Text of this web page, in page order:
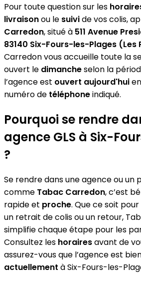
Pour toute question sur les
livraisonou le suivide vos colis,
Carredon, situé à 511 Avenue
83140 Six-Fours-les-Plages (Les
Carredon vous accueille toute la
ouvert le dimancheselon la
l’agence est ouvert aujourd'hui
numéro de téléphoneindiqué.
Pourquoi se rendre
agence GLS à Six-
?
Se rendre dans une agence ou un
comme Tabac Carredon, c’est
rapide et proche. Que ce soit pour
un retrait de colis ou un retour,
simplifie chaque étape pour les
Consultez les horairesavant de
assurez-vous que l’agence est
actuellement à Six-Fours-les-